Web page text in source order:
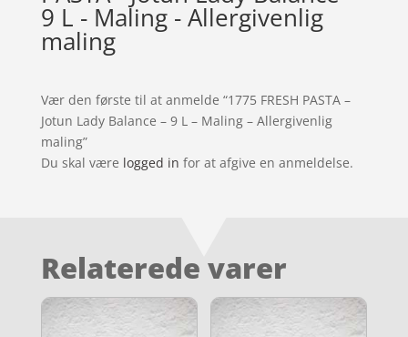
9 L - Maling - Allergivenlig
maling
Vær den første til at anmelde “1775 FRESH PASTA –
Jotun Lady Balance – 9 L – Maling – Allergivenlig
maling”
Du skal være logged in for at afgive en anmeldelse.
Relaterede varer